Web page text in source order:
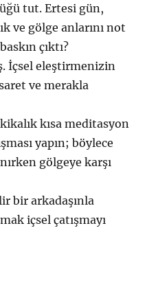
tut. Ertesi gün,
ve gölge anlarını not
çıktı?
İçsel eleştirmenizin
ve merakla
kısa meditasyon
yapın; böylece
gölgeye karşı
bir arkadaşınla
içsel çatışmayı